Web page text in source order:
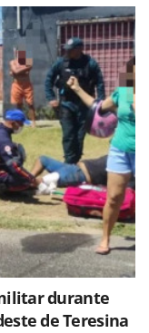
durante
de Teresina